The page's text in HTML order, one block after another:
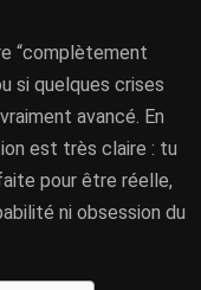
“complètement
si quelques crises
avancé. En
est très claire : tu
pour être réelle,
ni obsession du